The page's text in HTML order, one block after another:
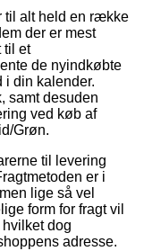
til alt held en række
der er mest
til et
de nyindkøbte
i din kalender.
samt desuden
ved køb af
Grøn.
til levering
er i
lige så vel
form for fragt vil
dog
adresse.